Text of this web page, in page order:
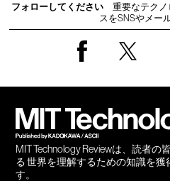
フォローしてください
重要なテク
スをSNSやメー
MIT Technology Reviewは、読者
る 世界を理解するための知識を
す。